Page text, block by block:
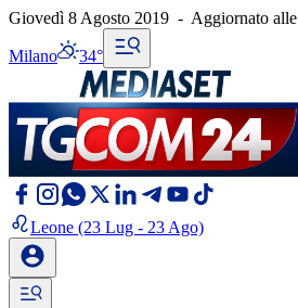
Giovedì 8 Agosto 2019 - Aggiornato alle
Milano 34°
Leone (23 Lug - 23 Ago)